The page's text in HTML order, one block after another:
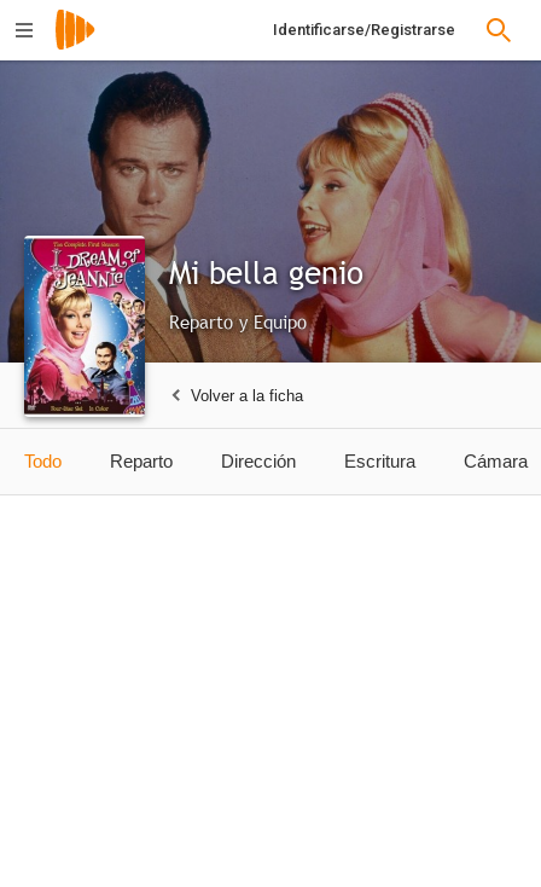
Identificarse/Registrarse
Mi bella genio
Reparto y Equipo
Volver a la ficha
Todo Reparto Dirección Escritura Cámara